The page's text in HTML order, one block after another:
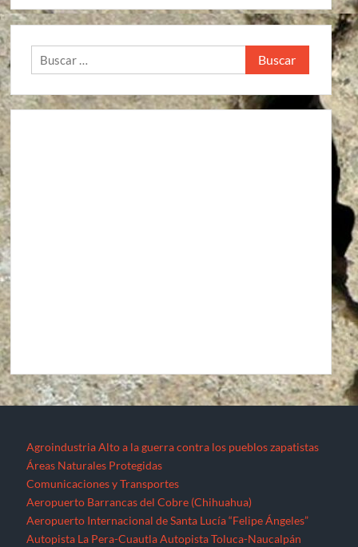
Buscar:
Agroindustria Alto a la guerra contra los pueblos zapatistas
Áreas Naturales Protegidas
Comunicaciones y Transportes
Aeropuerto Barrancas del Cobre (Chihuahua)
Aeropuerto Internacional de Santa Lucía “Felipe Ángeles”
Autopista La Pera-Cuautla Autopista Toluca-Naucalpán